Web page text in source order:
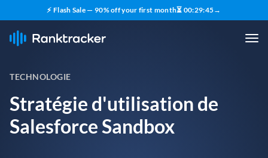
⚡ Flash Sale — 90% off your first month⏳ 00:29:43→
TECHNOLOGIE
Stratégie d'utilisation de
Salesforce Sandbox